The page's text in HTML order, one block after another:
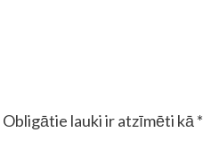
Obligātie lauki ir atzīmēti kā *